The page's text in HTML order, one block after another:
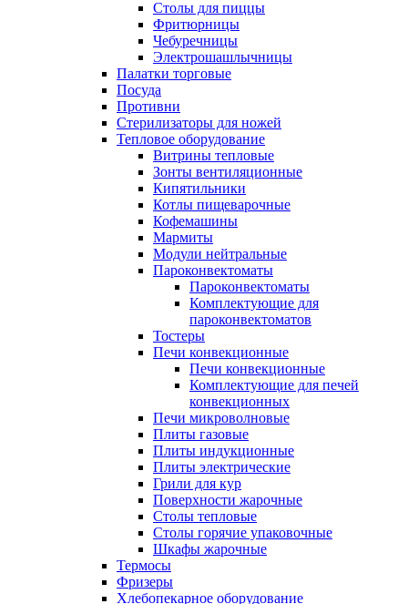
Столы для пиццы
Фритюрницы
Чебуречницы
Электрошашлычницы
Палатки торговые
Посуда
Противни
Стерилизаторы для ножей
Тепловое оборудование
Витрины тепловые
Зонты вентиляционные
Кипятильники
Котлы пищеварочные
Кофемашины
Мармиты
Модули нейтральные
Пароконвектоматы
Пароконвектоматы
Комплектующие для
пароконвектоматов
Тостеры
Печи конвекционные
Печи конвекционные
Комплектующие для печей
конвекционных
Печи микроволновые
Плиты газовые
Плиты индукционные
Плиты электрические
Грили для кур
Поверхности жарочные
Столы тепловые
Столы горячие упаковочные
Шкафы жарочные
Термосы
Фризеры
Хлебопекарное оборудование